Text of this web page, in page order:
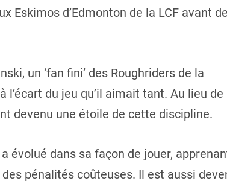
Eskimos d’Edmonton de la LCF avant
un ‘fan fini’ des Roughriders de la
du jeu qu’il aimait tant. Au lieu de
devenu une étoile de cette discipline.
évolué dans sa façon de jouer,
pénalités coûteuses. Il est aussi